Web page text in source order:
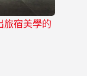
旅宿美學的